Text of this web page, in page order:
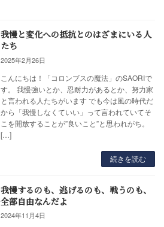
我慢と変化への抵抗とのはざまにいる人
たち
2025年2月26日
こんにちは！「コロンブスの魔法」のSAORIで
す。 我慢強いとか、忍耐力があるとか、努力家
と言われる人たちがいます でも今は風の時代だ
から「我慢しなくていい」って言われていてそ
こを開放することが”良いこと”と思われがち。
[…]
続きを読む
我慢するのも、逃げるのも、戦うのも、
全部自由なんだよ
2024年11月4日